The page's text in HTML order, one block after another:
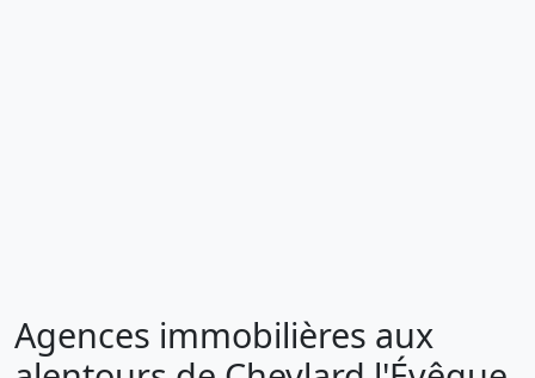
Agences immobilières aux